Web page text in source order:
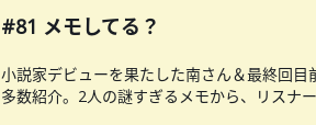
#81 メモしてる？
小説家デビューを果たした南さん＆最終回
多数紹介。2人の謎すぎるメモから、リスナ